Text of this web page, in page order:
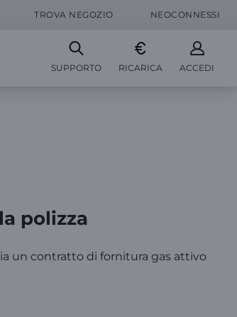
TROVA NEGOZIO NEOCONNESSI
SUPPORTO RICARICA ACCEDI
polizza
un contratto di fornitura gas attivo